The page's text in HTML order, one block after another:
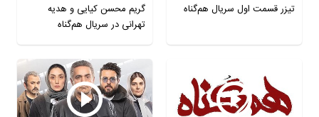
تیزر قسمت اول سریال هم‌گناه
گریم محسن کیایی و هدیه
تهرانی در سریال هم‌گناه